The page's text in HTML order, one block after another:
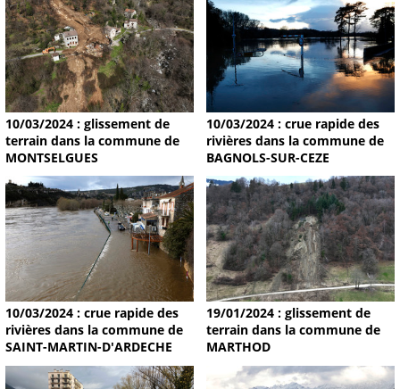
10/03/2024 : glissement de
terrain dans la commune de
MONTSELGUES
10/03/2024 : crue rapide des
rivières dans la commune de
BAGNOLS-SUR-CEZE
10/03/2024 : crue rapide des
rivières dans la commune de
SAINT-MARTIN-D'ARDECHE
19/01/2024 : glissement de
terrain dans la commune de
MARTHOD